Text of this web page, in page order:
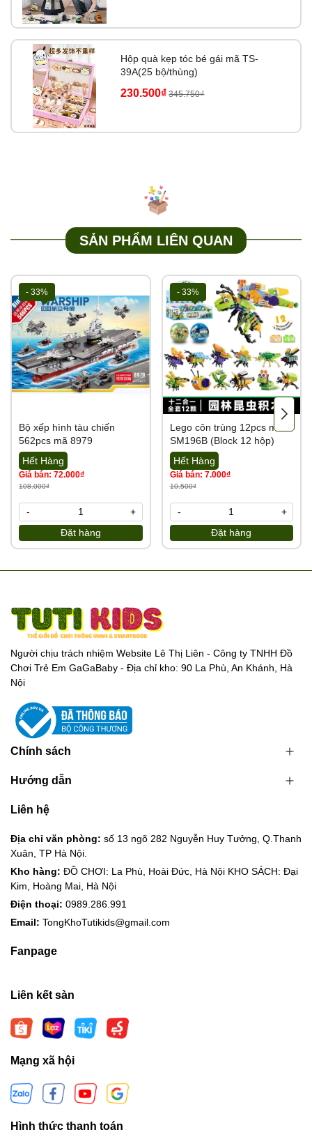
Hộp quà kẹp tóc bé gái mã TS-
39A(25 bộ/thùng)
230.500₫ 345.750₫
SẢN PHẨM LIÊN QUAN
- 33%
Bộ xếp hình tàu chiến
562pcs mã 8979
Hết Hàng
Giá bán: 72.000₫
108.000₫
Đặt hàng
- +
- 33%
Lego côn trùng 12pcs mã
SM196B (Block 12 hộp)
Hết Hàng
Giá bán: 7.000₫
10.500₫
Đặt hàng
- +
Người chịu trách nhiệm Website Lê Thị Liên - Công ty TNHH Đồ
Chơi Trẻ Em GaGaBaby - Địa chỉ kho: 90 La Phù, An Khánh, Hà
Nội
Chính sách
Hướng dẫn
Liên hệ
Địa chỉ văn phòng: số 13 ngõ 282 Nguyễn Huy Tưởng, Q.Thanh
Xuân, TP Hà Nội.
Kho hàng: ĐỒ CHƠI: La Phù, Hoài Đức, Hà Nội KHO SÁCH: Đại
Kim, Hoàng Mai, Hà Nội
Điện thoại: 0989.286.991
Email: TongKhoTutikids@gmail.com
Fanpage
Liên kết sàn
Mạng xã hội
Hình thức thanh toán